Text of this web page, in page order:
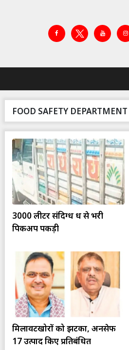
FOOD SAFETY DEPARTMENT
3000 लीटर संदिग्ध दूध से भरी
पिकअप पकड़ी
मिलावटखोरों को झटका, अनसेफ
17 उत्पाद किए प्रतिबंधित